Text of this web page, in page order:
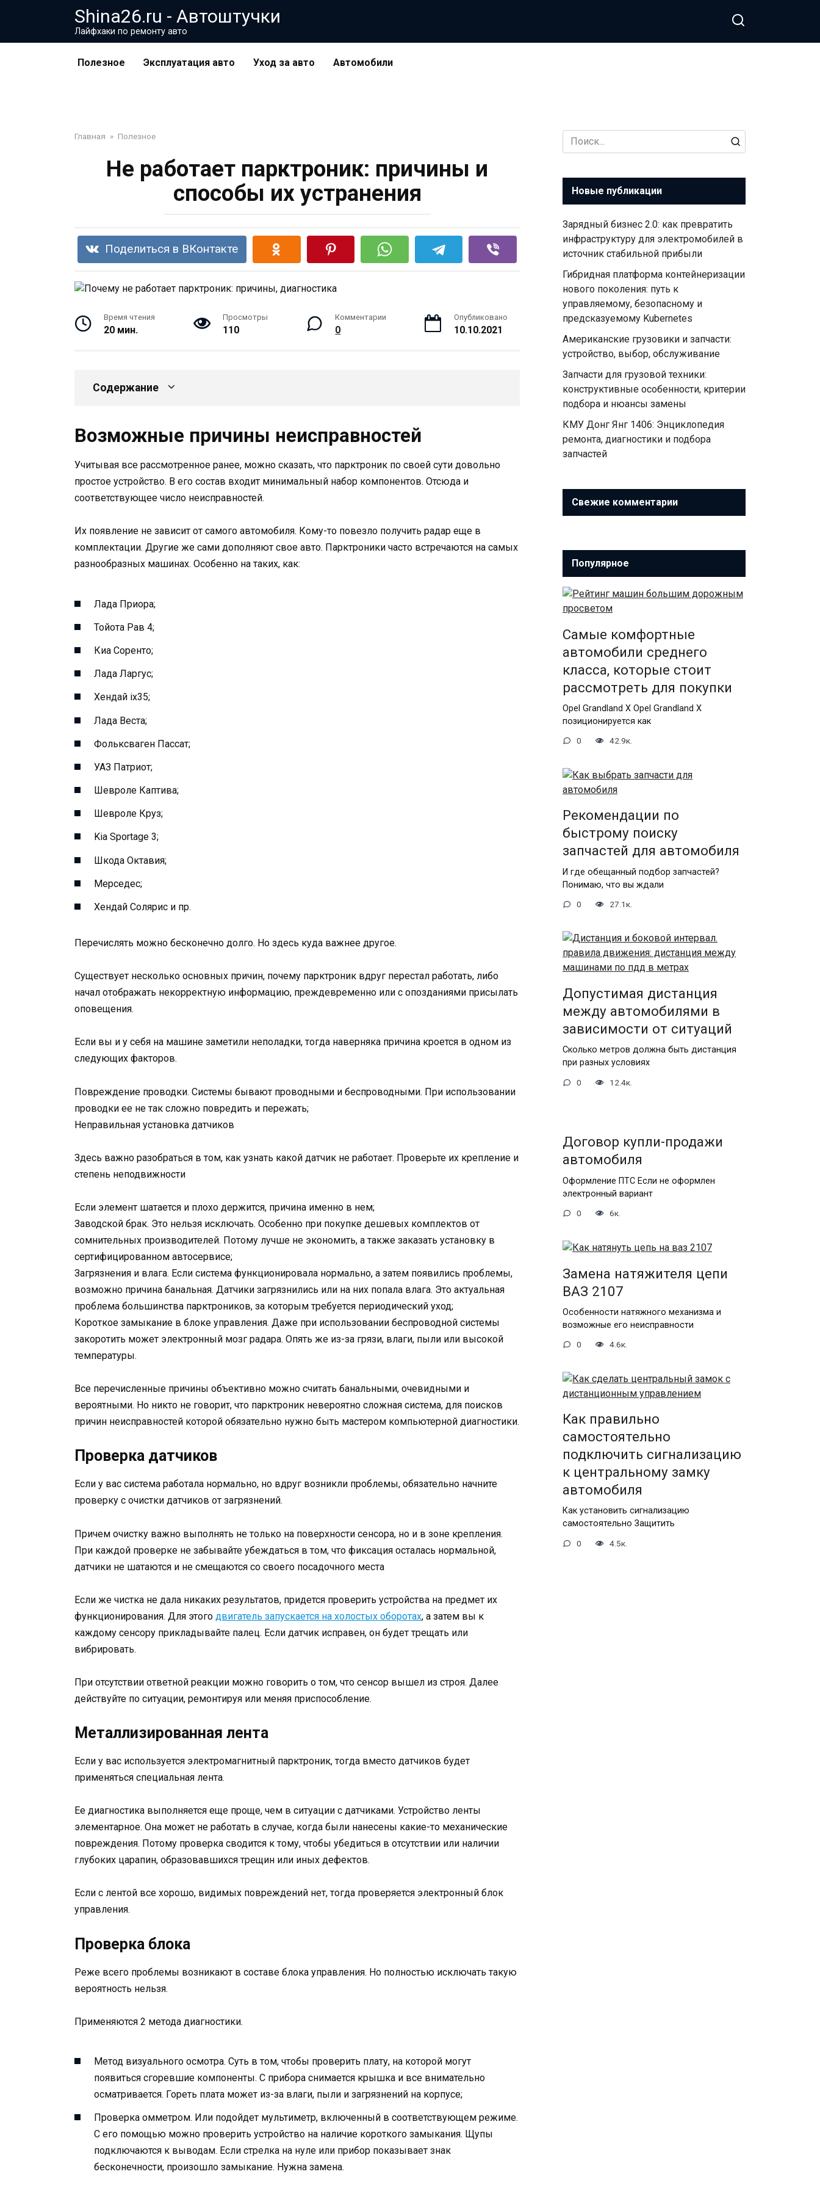
Shina26.ru - Автоштучки
Лайфхаки по ремонту авто
Полезное Эксплуатация авто Уход за авто Автомобили
Главная » Полезное
Не работает парктроник: причины и
способы их устранения
Поделиться в ВКонтакте
Время чтения
20 мин.
Просмотры
110
Комментарии
0
Опубликовано
10.10.2021
Содержание
Возможные причины неисправностей
Учитывая все рассмотренное ранее, можно сказать, что парктроник по своей сути довольно
простое устройство. В его состав входит минимальный набор компонентов. Отсюда и
соответствующее число неисправностей.
Их появление не зависит от самого автомобиля. Кому-то повезло получить радар еще в
комплектации. Другие же сами дополняют свое авто. Парктроники часто встречаются на самых
разнообразных машинах. Особенно на таких, как:
Лада Приора;
Тойота Рав 4;
Киа Соренто;
Лада Ларгус;
Хендай ix35;
Лада Веста;
Фольксваген Пассат;
УАЗ Патриот;
Шевроле Каптива;
Шевроле Круз;
Kia Sportage 3;
Шкода Октавия;
Мерседес;
Хендай Солярис и пр.
Перечислять можно бесконечно долго. Но здесь куда важнее другое.
Существует несколько основных причин, почему парктроник вдруг перестал работать, либо
начал отображать некорректную информацию, преждевременно или с опозданиями присылать
оповещения.
Если вы и у себя на машине заметили неполадки, тогда наверняка причина кроется в одном из
следующих факторов.
Повреждение проводки. Системы бывают проводными и беспроводными. При использовании
проводки ее не так сложно повредить и пережать;
Неправильная установка датчиков
Здесь важно разобраться в том, как узнать какой датчик не работает. Проверьте их крепление и
степень неподвижности
Если элемент шатается и плохо держится, причина именно в нем;
Заводской брак. Это нельзя исключать. Особенно при покупке дешевых комплектов от
сомнительных производителей. Потому лучше не экономить, а также заказать установку в
сертифицированном автосервисе;
Загрязнения и влага. Если система функционировала нормально, а затем появились проблемы,
возможно причина банальная. Датчики загрязнились или на них попала влага. Это актуальная
проблема большинства парктроников, за которым требуется периодический уход;
Короткое замыкание в блоке управления. Даже при использовании беспроводной системы
закоротить может электронный мозг радара. Опять же из-за грязи, влаги, пыли или высокой
температуры.
Все перечисленные причины объективно можно считать банальными, очевидными и
вероятными. Но никто не говорит, что парктроник невероятно сложная система, для поисков
причин неисправностей которой обязательно нужно быть мастером компьютерной диагностики.
Проверка датчиков
Если у вас система работала нормально, но вдруг возникли проблемы, обязательно начните
проверку с очистки датчиков от загрязнений.
Причем очистку важно выполнять не только на поверхности сенсора, но и в зоне крепления.
При каждой проверке не забывайте убеждаться в том, что фиксация осталась нормальной,
датчики не шатаются и не смещаются со своего посадочного места
Если же чистка не дала никаких результатов, придется проверить устройства на предмет их
функционирования. Для этого двигатель запускается на холостых оборотах, а затем вы к
каждому сенсору прикладывайте палец. Если датчик исправен, он будет трещать или
вибрировать.
При отсутствии ответной реакции можно говорить о том, что сенсор вышел из строя. Далее
действуйте по ситуации, ремонтируя или меняя приспособление.
Металлизированная лента
Если у вас используется электромагнитный парктроник, тогда вместо датчиков будет
применяться специальная лента.
Ее диагностика выполняется еще проще, чем в ситуации с датчиками. Устройство ленты
элементарное. Она может не работать в случае, когда были нанесены какие-то механические
повреждения. Потому проверка сводится к тому, чтобы убедиться в отсутствии или наличии
глубоких царапин, образовавшихся трещин или иных дефектов.
Если с лентой все хорошо, видимых повреждений нет, тогда проверяется электронный блок
управления.
Проверка блока
Реже всего проблемы возникают в составе блока управления. Но полностью исключать такую
вероятность нельзя.
Применяются 2 метода диагностики.
Метод визуального осмотра. Суть в том, чтобы проверить плату, на которой могут
появиться сгоревшие компоненты. С прибора снимается крышка и все внимательно
осматривается. Гореть плата может из-за влаги, пыли и загрязнений на корпусе;
Проверка омметром. Или подойдет мультиметр, включенный в соответствующем режиме.
С его помощью можно проверить устройство на наличие короткого замыкания. Щупы
подключаются к выводам. Если стрелка на нуле или прибор показывает знак
бесконечности, произошло замыкание. Нужна замена.
Search
for:
Новые публикации
Зарядный бизнес 2.0: как превратить
инфраструктуру для электромобилей в
источник стабильной прибыли
Гибридная платформа контейнеризации
нового поколения: путь к
управляемому, безопасному и
предсказуемому Kubernetes
Американские грузовики и запчасти:
устройство, выбор, обслуживание
Запчасти для грузовой техники:
конструктивные особенности, критерии
подбора и нюансы замены
КМУ Донг Янг 1406: Энциклопедия
ремонта, диагностики и подбора
запчастей
Свежие комментарии
Популярное
Самые комфортные
автомобили среднего
класса, которые стоит
рассмотреть для покупки
Opel Grandland X Opel Grandland X
позиционируется как
0 42.9к.
Рекомендации по
быстрому поиску
запчастей для автомобиля
И где обещанный подбор запчастей?
Понимаю, что вы ждали
0 27.1к.
Допустимая дистанция
между автомобилями в
зависимости от ситуаций
Сколько метров должна быть дистанция
при разных условиях
0 12.4к.
Договор купли-продажи
автомобиля
Оформление ПТС Если не оформлен
электронный вариант
0 6к.
Замена натяжителя цепи
ВАЗ 2107
Особенности натяжного механизма и
возможные его неисправности
0 4.6к.
Как правильно
самостоятельно
подключить сигнализацию
к центральному замку
автомобиля
Как установить сигнализацию
самостоятельно Защитить
0 4.5к.